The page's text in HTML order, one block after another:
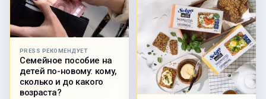
PRESS РЕКОМЕНДУЕТ
Семейное пособие на
детей по-новому: кому,
сколько и до какого
возраста?